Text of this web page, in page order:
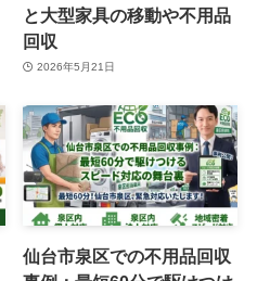
と大型家具の移動や不用品
回収
2026年5月21日
仙台市泉区での不用品回収